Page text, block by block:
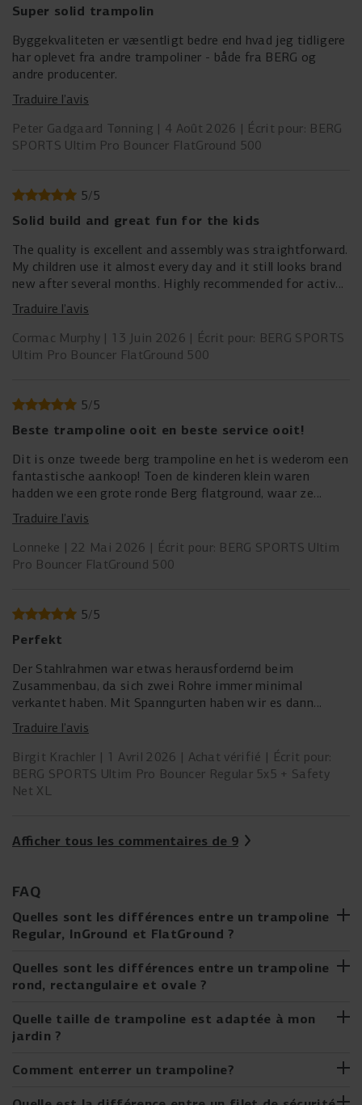
Super solid trampolin
Byggekvaliteten er væsentligt bedre end hvad jeg tidligere
har oplevet fra andre trampoliner - både fra BERG og
andre producenter.
Traduire l’avis
Peter Gadgaard Tønning
4 Août 2026
Écrit pour: BERG
SPORTS Ultim Pro Bouncer FlatGround 500
5/5
Solid build and great fun for the kids
The quality is excellent and assembly was straightforward.
My children use it almost every day and it still looks brand
new after several months. Highly recommended for active
families.
Traduire l’avis
Cormac Murphy
13 Juin 2026
Écrit pour: BERG SPORTS
Ultim Pro Bouncer FlatGround 500
5/5
Beste trampoline ooit en beste service ooit!
Dit is onze tweede berg trampoline en het is wederom een
fantastische aankoop! Toen de kinderen klein waren
hadden we een grote ronde Berg flatground, waar ze
eindeloos op hebben gesprongen en hun eerste salto’s en
backflips op hebben geleerd.
Nu hebben we sinds bijna drie jaar een Berg Pro Bouncer,
salto’s en zelfs tripple’s gemaakt! Alle vrienden die hem
Onlangs had ik contact met de klantenservice omdat er
een stiksel was los gegaan van de springmat. De garantie
was al ruim verstreken, maar evengoed kreeg ik gratis een
nieuwe toegestuurd! Dat vind ik echt topservice!! Vijf
sterren voor Berg dus!
Traduire l’avis
Lonneke
22 Mai 2026
Écrit pour: BERG SPORTS Ultim
Pro Bouncer FlatGround 500
5/5
Perfekt
Der Stahlrahmen war etwas herausfordernd beim
Zusammenbau, da sich zwei Rohre immer minimal
verkantet haben. Mit Spanngurten haben wir es dann
hingebracht.
Erster Sturm hinter uns. Das Netz lässt sich einfach
runternehmen. Bodenverankerungen für das 5x5 Bouncer
von Berg wären noch gut, bietet Berg aber nur für kleinere
Trampoline an.
Traduire l’avis
Birgit Krachler
1 Avril 2026 Achat vérifié
Écrit pour:
BERG SPORTS Ultim Pro Bouncer Regular 5x5 + Safety
Net XL
Afficher tous les commentaires de 9
FAQ
Quelles sont les différences entre un trampoline
Regular, InGround et FlatGround ?
Tu hésites entre un trampoline Regular, InGround ou
FlatGround ? Voici les principales caractéristiques par
hauteur :
Trampoline Regular
Simple à installer
Quelles sont les différences entre un trampoline
rond, rectangulaire et ovale ?
Point de saut optimal au centre du trampoline
Souvent l'option la moins chère selon le modèle choisi
Quelle taille de trampoline est adaptée à mon
jardin ?
ton jardin, plusieurs facteurs doivent être pris en compte :
Comment enterrer un trampoline?
Tu envisages d'acheter un trampoline InGround ou